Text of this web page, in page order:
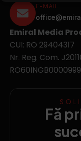
E-MAIL
Emiral Media
CUI: RO 29404317
Nr. Reg. Com.
Fă